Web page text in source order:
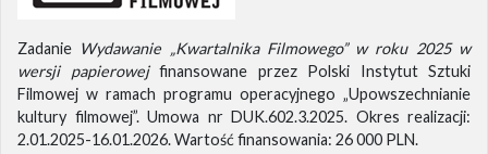
Zadanie Wydawanie „Kwartalnika Filmowego” w roku 2025 w
wersji papierowejfinansowane przez Polski Instytut Sztuki
Filmowej w ramach programu operacyjnego „Upowszechnianie
kultury filmowej”. Umowa nr DUK.602.3.2025. Okres realizacji:
2.01.2025-16.01.2026. Wartość finansowania: 26 000 PLN.